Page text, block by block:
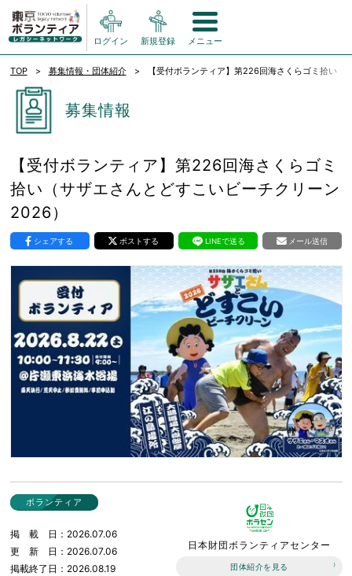
ログイン 新規登録 メニュー
TOP 募集情報・団体紹介 【受付ボランティア】第226回海さくらゴミ拾い
募集情報
【受付ボランティア】第226回海さくらゴミ
拾い（サザエさんとどすこいビーチクリーン
2026）
シェアする ポストする LINEで送る メール送信
ボランティア
掲載日
2026.07.06
更新日
2026.07.06
掲載終了日
2026.08.19
日本財団ボランティアセンター
団体紹介を見る